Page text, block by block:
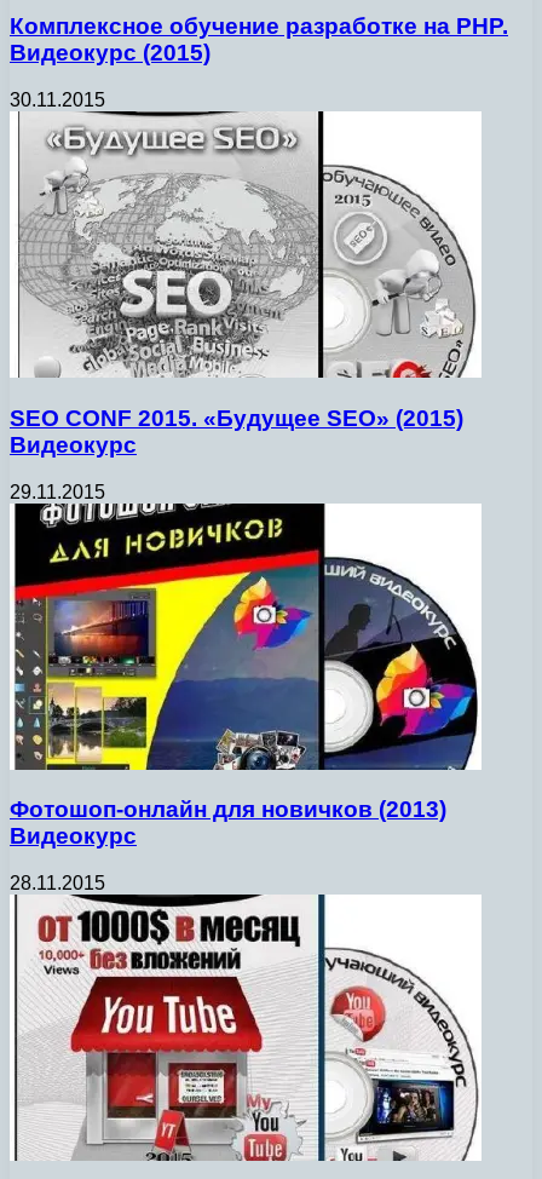
Комплексное обучение разработке на PHP.
Видеокурс (2015)
30.11.2015
SEO CONF 2015. «Будущее SEO» (2015)
Видеокурс
29.11.2015
Фотошоп-онлайн для новичков (2013)
Видеокурс
28.11.2015